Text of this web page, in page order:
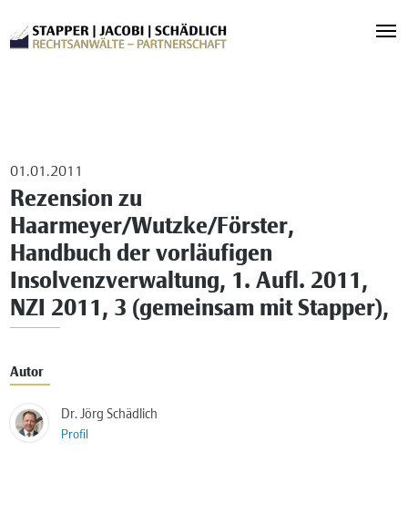
01.01.2011
Rezension zu
Haarmeyer/Wutzke/Förster,
Handbuch der vorläufigen
Insolvenzverwaltung, 1. Aufl. 2011,
NZI 2011, 3 (gemeinsam mit Stapper),
Autor
Dr. Jörg Schädlich
Profil